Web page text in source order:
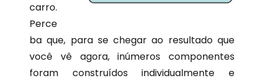
carro.
Perce
ba que, para se chegar ao resultado que
você vê agora, inúmeros componentes
foram construídos individualmente e